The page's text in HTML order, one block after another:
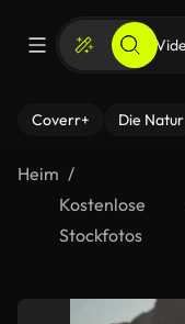
Coverr+ Die Natur
Heim
Kostenlose
Stockfotos